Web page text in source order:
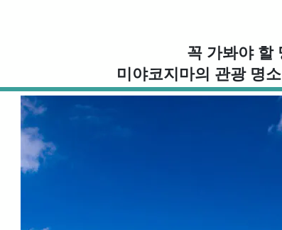
꼭 가봐야 할
미야코지마의 관광 명